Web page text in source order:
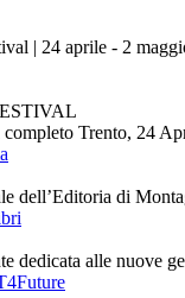
| 24 aprile - 2
Trento, 24
dell’Editoria di
dedicata alle nuove